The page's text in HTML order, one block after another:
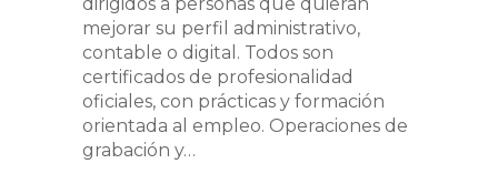
mejorar su perfil administrativo,
contable o digital. Todos son
certificados de profesionalidad
oficiales, con prácticas y formación
orientada al empleo. Operaciones de
grabación y…